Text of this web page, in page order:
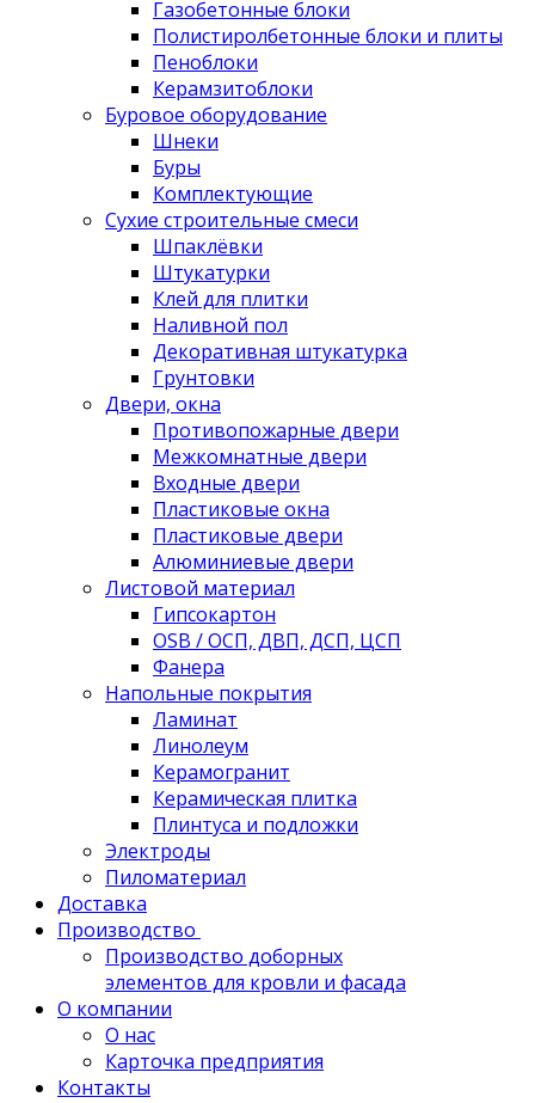
Газобетонные блоки
Полистиролбетонные блоки и плиты
Пеноблоки
Керамзитоблоки
Буровое оборудование
Шнеки
Буры
Комплектующие
Сухие строительные смеси
Шпаклёвки
Штукатурки
Клей для плитки
Наливной пол
Декоративная штукатурка
Грунтовки
Двери, окна
Противопожарные двери
Межкомнатные двери
Входные двери
Пластиковые окна
Пластиковые двери
Алюминиевые двери
Листовой материал
Гипсокартон
OSB / ОСП, ДВП, ДСП, ЦСП
Фанера
Напольные покрытия
Ламинат
Линолеум
Керамогранит
Керамическая плитка
Плинтуса и подложки
Электроды
Пиломатериал
Доставка
Производство
Производство доборных
элементов для кровли и фасада
О компании
О нас
Карточка предприятия
Контакты